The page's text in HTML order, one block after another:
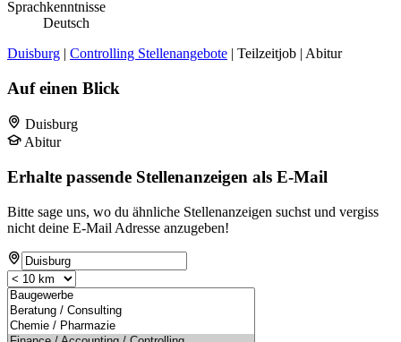
Sprachkenntnisse
Deutsch
Duisburg | Controlling Stellenangebote | Teilzeitjob | Abitur
Auf einen Blick
Duisburg
Abitur
Erhalte passende Stellenanzeigen als E-Mail
Bitte sage uns, wo du ähnliche Stellenanzeigen suchst und vergiss
nicht deine E-Mail Adresse anzugeben!